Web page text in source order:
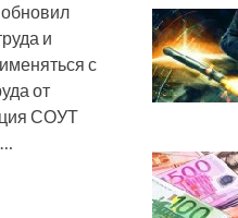
и
с
от
СОУТ